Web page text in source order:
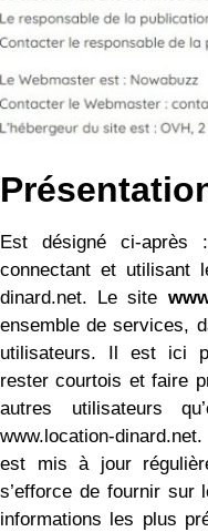
Est désigné ci-après
connectant et utilisant
dinard.net. Le site
ensemble de services,
utilisateurs. Il est ici
rester courtois et faire
autres utilisateurs
www.location-
est mis à jour
s’efforce de fournir sur
informations les plus